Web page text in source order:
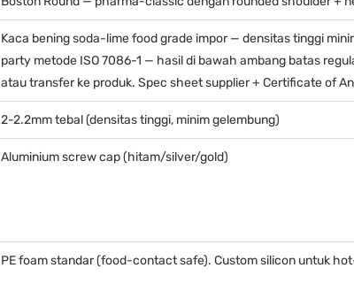
Kaca bening soda-lime food grade impor — densitas tinggi
party metode ISO 7086-1 — hasil di bawah ambang batas
atau transfer ke produk. Spec sheet supplier + Certificate of
2-2.2mm tebal (densitas tinggi, minim gelembung)
Aluminium screw cap (hitam/silver/gold)
PE foam standar (food-contact safe). Custom silicon untuk